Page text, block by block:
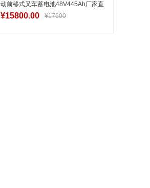
动前移式叉车蓄电池48V445Ah厂家直
销
¥15800.00 ¥17600